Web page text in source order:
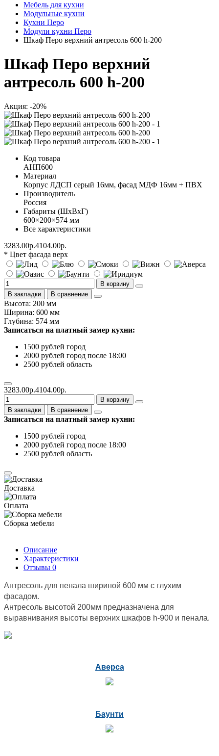
Мебель для кухни
Модульные кухни
Кухни Перо
Модули кухни Перо
Шкаф Перо верхний антресоль 600 h-200
Шкаф Перо верхний
антресоль 600 h-200
Акция: -20%
Код товара
АНП600
Материал
Корпус ЛДСП серый 16мм, фасад МДФ 16мм + ПВХ
Производитель
Россия
Габариты (ШхВхГ)
600×200×574 мм
Все характеристики
3283.00р.4104.00р.
* Цвет фасада верх
В корзину
В закладки
В сравнение
Высота: 200 мм
Ширина: 600 мм
Глубина: 574 мм
Записаться на платный замер кухни:
1500 рублей город
2000 рублей город после 18:00
2500 рублей область
3283.00р.4104.00р.
В корзину
В закладки
В сравнение
Записаться на платный замер кухни:
1500 рублей город
2000 рублей город после 18:00
2500 рублей область
Доставка
Оплата
Сборка мебели
Описание
Характеристики
Отзывы 0
Антресоль для пенала шириной 600 мм с глухим
фасадом.
Антресоль высотой 200мм предназначена для
выравнивания высоты верхних шкафов h-900 и пенала.
Аверса
Баунти